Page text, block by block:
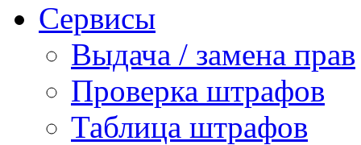
Сервисы
Выдача / замена прав
Проверка штрафов
Таблица штрафов